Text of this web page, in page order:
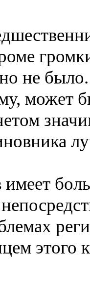
не
может